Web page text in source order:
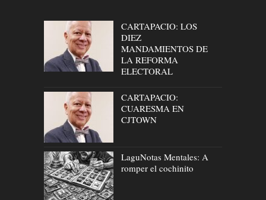
CARTAPACIO: LOS
DIEZ
MANDAMIENTOS DE
LA REFORMA
ELECTORAL
CARTAPACIO:
CUARESMA EN
CJTOWN
LaguNotas Mentales: A
romper el cochinito